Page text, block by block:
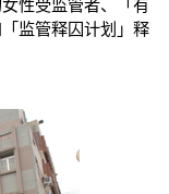
性受监管者、「有
监管释囚计划」释